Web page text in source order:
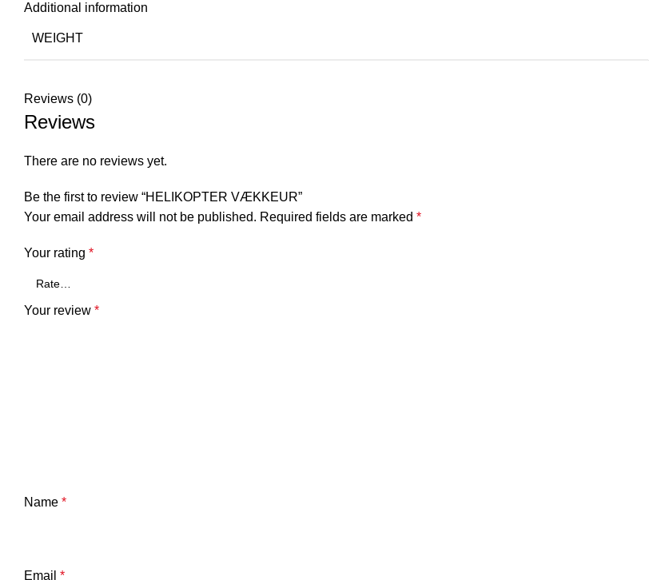
Additional information
WEIGHT
Reviews (0)
Reviews
There are no reviews yet.
Be the first to review “HELIKOPTER VÆKKEUR”
Your email address will not be published. Required fields are marked *
Your rating *
Your review *
Name *
Email *